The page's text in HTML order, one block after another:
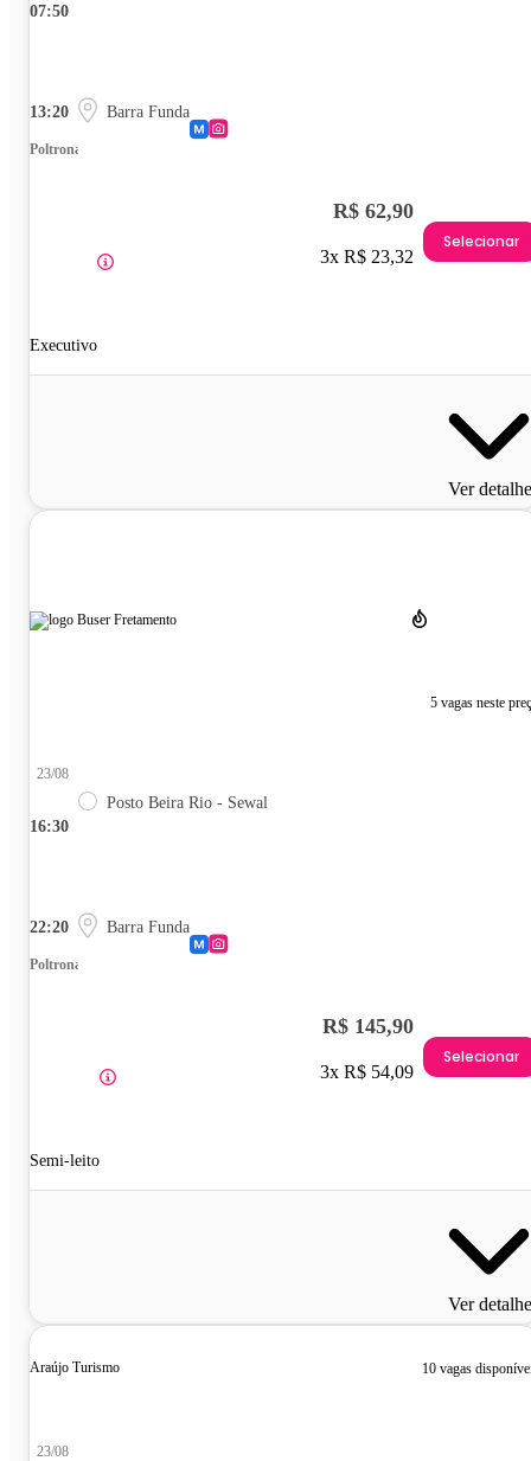
07:50
13:20 Barra Funda
Poltrona
Executivo
R$ 62,90
3x R$ 23,32
Selecionar
Ver
5 vagas neste
16:30
23/08
Posto Beira Rio - Sewal
22:20 Barra Funda
Poltrona
Semi-leito
R$ 145,90
3x R$ 54,09
Selecionar
Ver
Araújo Turismo 10 vagas
23/08